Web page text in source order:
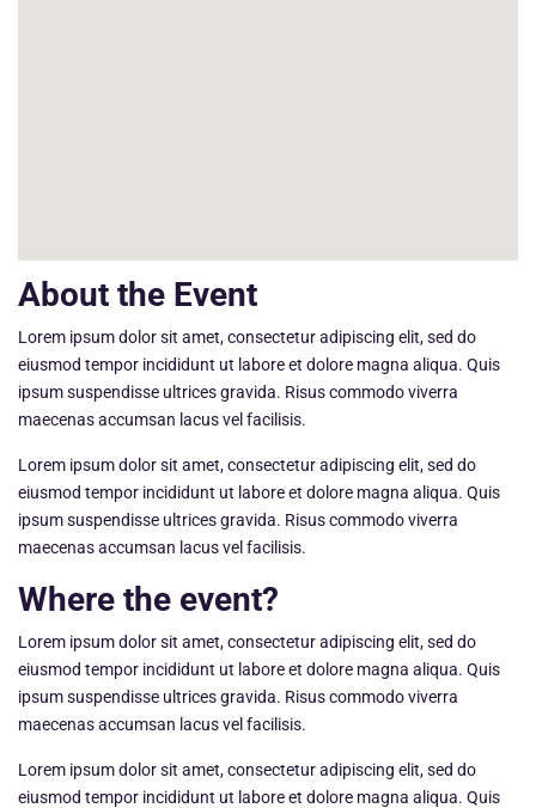
About the Event
Lorem ipsum dolor sit amet, consectetur adipiscing elit, sed do
eiusmod tempor incididunt ut labore et dolore magna aliqua. Quis
ipsum suspendisse ultrices gravida. Risus commodo viverra
maecenas accumsan lacus vel facilisis.
Lorem ipsum dolor sit amet, consectetur adipiscing elit, sed do
eiusmod tempor incididunt ut labore et dolore magna aliqua. Quis
ipsum suspendisse ultrices gravida. Risus commodo viverra
maecenas accumsan lacus vel facilisis.
Where the event?
Lorem ipsum dolor sit amet, consectetur adipiscing elit, sed do
eiusmod tempor incididunt ut labore et dolore magna aliqua. Quis
ipsum suspendisse ultrices gravida. Risus commodo viverra
maecenas accumsan lacus vel facilisis.
Lorem ipsum dolor sit amet, consectetur adipiscing elit, sed do
eiusmod tempor incididunt ut labore et dolore magna aliqua. Quis